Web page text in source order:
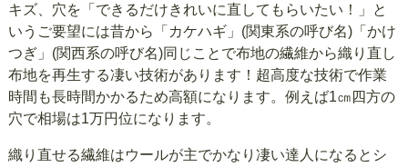
キズ、穴を「できるだけきれいに直してもらいたい！」と
いうご要望には昔から「カケハギ」(関東系の呼び名)「かけ
つぎ」(関西系の呼び名)同じことで布地の繊維から織り直し
布地を再生する凄い技術があります！超高度な技術で作業
時間も長時間かかるため高額になります。例えば1㎝四方の
穴で相場は1万円位になります。
織り直せる繊維はウールが主でかなり凄い達人になるとシ